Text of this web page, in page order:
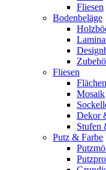
Fliesen
Bodenbeläge
Fliesen
Mosaik
Dekor
Stufen
Putz & Farbe